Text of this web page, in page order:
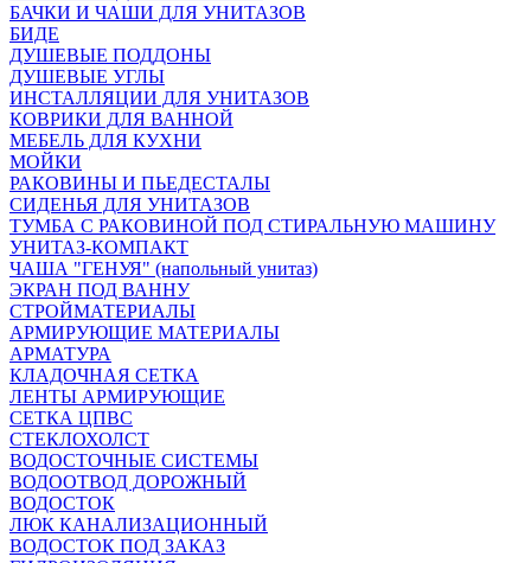
БАЧКИ И ЧАШИ ДЛЯ УНИТАЗОВ
БИДЕ
ДУШЕВЫЕ ПОДДОНЫ
ДУШЕВЫЕ УГЛЫ
ИНСТАЛЛЯЦИИ ДЛЯ УНИТАЗОВ
КОВРИКИ ДЛЯ ВАННОЙ
МЕБЕЛЬ ДЛЯ КУХНИ
МОЙКИ
РАКОВИНЫ И ПЬЕДЕСТАЛЫ
СИДЕНЬЯ ДЛЯ УНИТАЗОВ
ТУМБА С РАКОВИНОЙ ПОД СТИРАЛЬНУЮ МАШИНУ
УНИТАЗ-КОМПАКТ
ЧАША "ГЕНУЯ" (напольный унитаз)
ЭКРАН ПОД ВАННУ
СТРОЙМАТЕРИАЛЫ
АРМИРУЮЩИЕ МАТЕРИАЛЫ
АРМАТУРА
КЛАДОЧНАЯ СЕТКА
ЛЕНТЫ АРМИРУЮЩИЕ
СЕТКА ЦПВС
СТЕКЛОХОЛСТ
ВОДОСТОЧНЫЕ СИСТЕМЫ
ВОДООТВОД ДОРОЖНЫЙ
ВОДОСТОК
ЛЮК КАНАЛИЗАЦИОННЫЙ
ВОДОСТОК ПОД ЗАКАЗ